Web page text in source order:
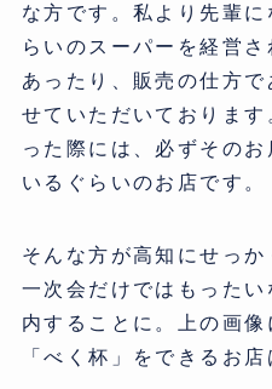
な方です。私より先輩
らいのスーパーを経営
あったり、販売の仕方
せていただいておりま
った際には、必ずその
いるぐらいのお店です。
そんな方が高知にせっか
一次会だけではもった
内することに。上の画
「べく杯」をできるお